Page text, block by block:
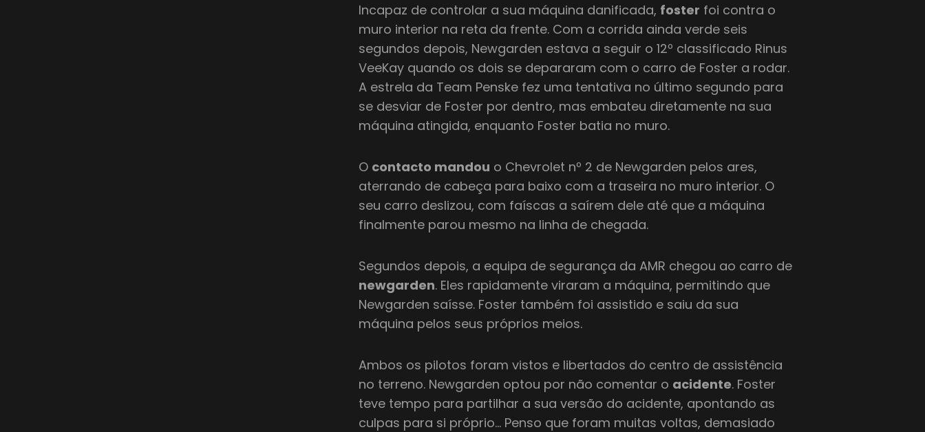
Incapaz de controlar a sua máquina danificada, foster foi contra o
muro interior na reta da frente. Com a corrida ainda verde seis
segundos depois, Newgarden estava a seguir o 12º classificado Rinus
VeeKay quando os dois se depararam com o carro de Foster a rodar.
A estrela da Team Penske fez uma tentativa no último segundo para
se desviar de Foster por dentro, mas embateu diretamente na sua
máquina atingida, enquanto Foster batia no muro.
O contacto mandou o Chevrolet nº 2 de Newgarden pelos ares,
aterrando de cabeça para baixo com a traseira no muro interior. O
seu carro deslizou, com faíscas a saírem dele até que a máquina
finalmente parou mesmo na linha de chegada.
Segundos depois, a equipa de segurança da AMR chegou ao carro de
newgarden. Eles rapidamente viraram a máquina, permitindo que
Newgarden saísse. Foster também foi assistido e saiu da sua
máquina pelos seus próprios meios.
Ambos os pilotos foram vistos e libertados do centro de assistência
no terreno. Newgarden optou por não comentar o acidente. Foster
teve tempo para partilhar a sua versão do acidente, apontando as
culpas para si próprio… Penso que foram muitas voltas, demasiado